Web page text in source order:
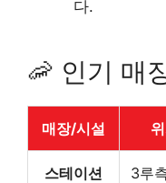
다.
🦐 인기 매
매장/시설
스테이션
3루